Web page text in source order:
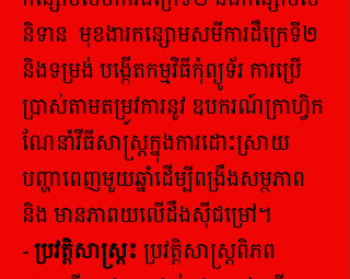
និទាន មុខងារកន្សោមសមីការដឺក្រេទី២
និងទម្រង់ បង្កើតកម្មវិធីកុំព្យូទ័រ ការប្រើ
ប្រាស់តាមតម្រូវការនូវ ឧបករណ៍ក្រាហ្វិក
​ណែនាំវីធីសាស្រ្តក្នុងការដោះស្រាយ
បញ្ហាពេញមួយឆ្នាំដើម្បីពង្រឹងសម្ថភាព
និង មានភាពយលើដឹងស៊ីជម្រៅ។
- ប្រវត្តិសាស្រ្ត៖ ប្រវត្តិសាស្ត្រពិភព